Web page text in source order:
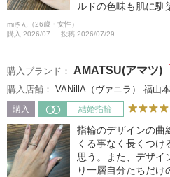
ルドの色味も肌に馴
miさん（26歳・女性）
購入 2026/07
投稿 2026/07/29
購入ブランド： AMATSU(アマツ)
購入店舗： VANillA（ヴァニラ） 福山
購入 結婚指輪
指輪のデザインの曲
くる事なく長くつけ
思う。また、デザイ
り一層自分たちだけ